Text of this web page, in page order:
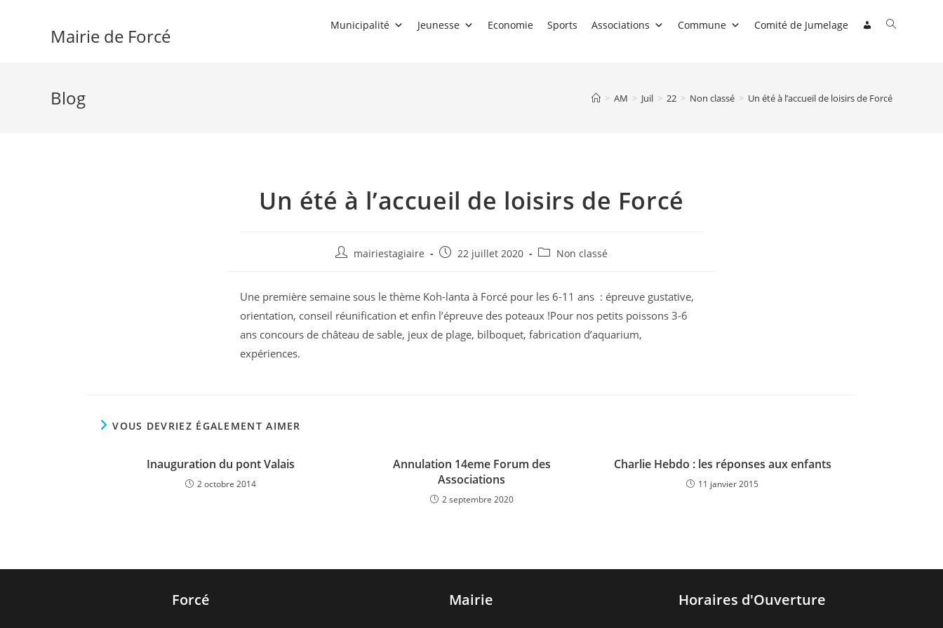
Mairie de Forcé Municipalité Jeunesse Economie Sports Associations Commune Comité de Jumelage Toggle
Blog > AM > Juil > 22 > Non classé > Un été à l’accueil de loisirs de Forcé
Un été à l’accueil de loisirs de Forcé
Auteur/autrice
publication :
mairiestagiaire
Publication
22 juillet 2020
Post Non classé
Une première semaine sous le thème Koh-lanta à Forcé pour les 6-11 ans : épreuve gustative,
orientation, conseil réunification et enfin l’épreuve des poteaux !Pour nos petits poissons 3-6
ans concours de château de sable, jeux de plage, bilboquet, fabrication d’aquarium,
expériences.
VOUS DEVRIEZ ÉGALEMENT AIMER
Inauguration du pont Valais
2 octobre 2014
Annulation 14eme Forum des
Associations
2 septembre 2020
Charlie Hebdo : les réponses aux enfants
11 janvier 2015
Forcé Mairie Horaires d'Ouverture